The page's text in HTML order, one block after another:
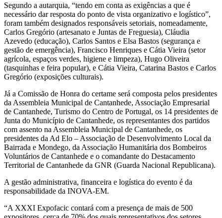
Segundo a autarquia, “tendo em conta as exigências a que é
necessário dar resposta do ponto de vista organizativo e logístico”,
foram também designados responsáveis setoriais, nomeadamente,
Carlos Gregório (artesanato e Juntas de Freguesia), Cláudia
Azevedo (educação), Carlos Santos e Elsa Bastos (segurança e
gestão de emergência), Francisco Henriques e Cátia Vieira (setor
agrícola, espaços verdes, higiene e limpeza), Hugo Oliveira
(tasquinhas e feira popular), e Cátia Vieira, Catarina Bastos e Carlos
Gregório (exposições culturais).
Já a Comissão de Honra do certame será composta pelos presidentes
da Assembleia Municipal de Cantanhede, Associação Empresarial
de Cantanhede, Turismo do Centro de Portugal, os 14 presidentes de
Junta do Município de Cantanhede, os representantes dos partidos
com assento na Assembleia Municipal de Cantanhede, os
presidentes da Ad Elo – Associação de Desenvolvimento Local da
Bairrada e Mondego, da Associação Humanitária dos Bombeiros
Voluntários de Cantanhede e o comandante do Destacamento
Territorial de Cantanhede da GNR (Guarda Nacional Republicana).
A gestão administrativa, financeira e logística do evento é da
responsabilidade da INOVA-EM.
“A XXXI Expofacic contará com a presença de mais de 500